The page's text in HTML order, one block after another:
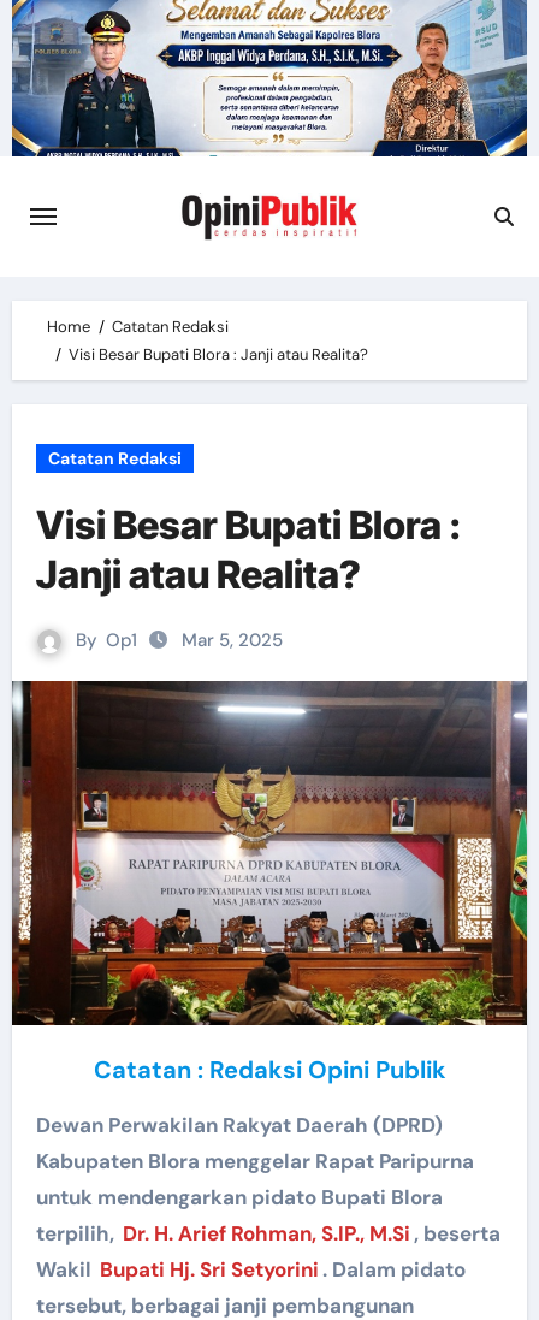
Skip
to
content
Home
Catatan Redaksi
Visi Besar Bupati Blora : Janji atau Realita?
Catatan Redaksi
Visi Besar Bupati Blora :
Janji atau Realita?
By Op1 Mar 5, 2025
Catatan : Redaksi Opini Publik
Dewan Perwakilan Rakyat Daerah (DPRD)
Kabupaten Blora menggelar Rapat Paripurna
untuk mendengarkan pidato Bupati Blora
terpilih, Dr. H. Arief Rohman, S.IP., M.Si , beserta
Wakil Bupati Hj. Sri Setyorini. Dalam pidato
tersebut, berbagai janji pembangunan